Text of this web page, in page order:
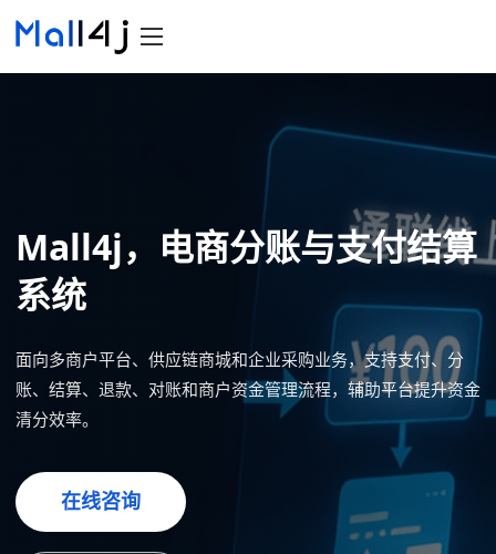
Mall4j，电商分账与支付结算
系统
面向多商户平台、供应链商城和企业采购业务，支持支付、分
账、结算、退款、对账和商户资金管理流程，辅助平台提升资金
清分效率。
在线咨询